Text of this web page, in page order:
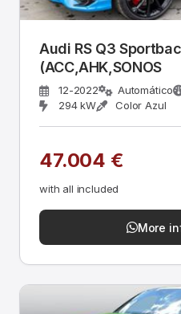
Audi RS Q3
(ACC,AHK,SONOS
12-2022 Automático
294 kW
Color Azul
47.004 €
with all included
More